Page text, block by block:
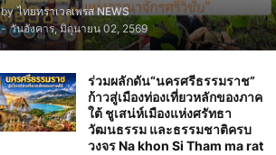
by ไทยทราเวลเพรส NEWS
- วันอังคาร, มิถุนายน 02, 2569
ร่วมผลักดัน“นครศรีธรรมราช”
ก้าวสู่เมืองท่องเที่ยวหลักของภาค
ใต้ ชูเสน่ห์เมืองแห่งศรัทธา
วัฒนธรรม และธรรมชาติครบ
วงจร Na khon Si Tham ma rat